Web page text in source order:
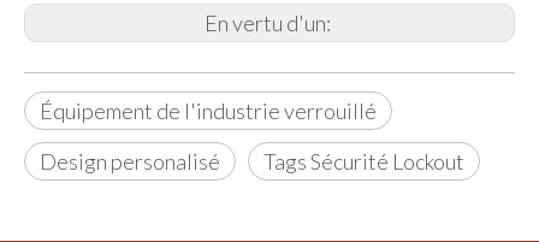
En vertu d'un:
Équipement de l'industrie verrouillé
Design personalisé
Tags Sécurité Lockout